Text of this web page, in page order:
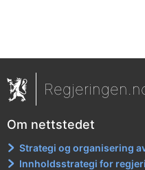
Om nettstedet
Strategi og organisering
Innholdsstrategi for